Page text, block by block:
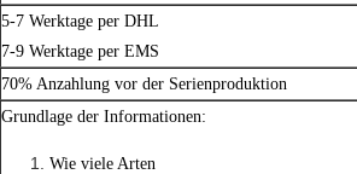
5-7 Werktage per DHL
7-9 Werktage per EMS
70% Anzahlung vor der Serienproduktion
Grundlage der Informationen:
Wie viele Arten